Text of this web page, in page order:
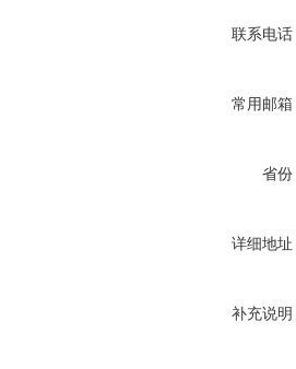
联系电话
常用邮箱
省份
详细地址
补充说明